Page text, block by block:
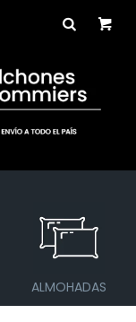
ALMOHADAS